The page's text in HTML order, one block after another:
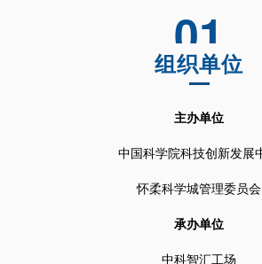
01
组织单位
主办单位
中国科学院科技创新发展
怀柔科学城管理委员会
承办单位
中科智汇工场